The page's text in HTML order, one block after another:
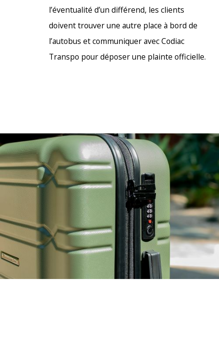
l’éventualité d’un différend, les clients
doivent trouver une autre place à bord de
l’autobus et communiquer avec Codiac
Transpo pour déposer une plainte officielle.